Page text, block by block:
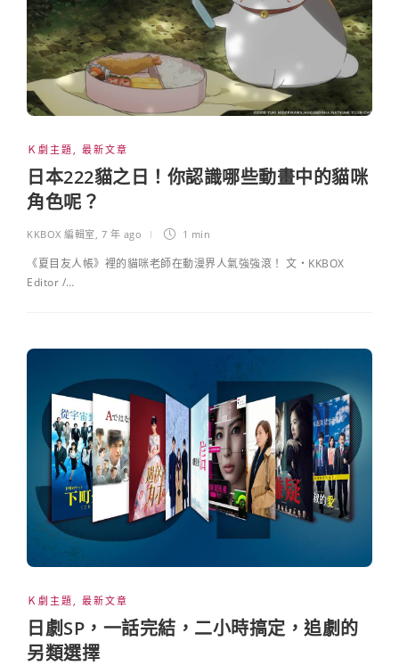
Ｋ劇主題, 最新文章
日本222貓之日！你認識哪些動畫中的貓咪
角色呢？
KKBOX 編輯室, 7 年 ago 1 min
《夏目友人帳》裡的貓咪老師在動漫界人氣強強滾！ 文・KKBOX
Editor /…
Ｋ劇主題 最新文章
日劇SP，一話完結，二小時搞定，追劇的
另類選擇